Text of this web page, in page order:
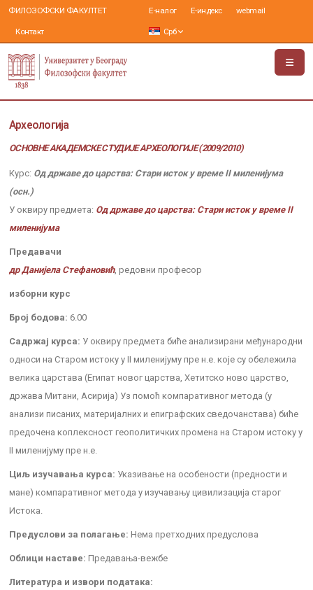
ФИЛОЗОФСКИ ФАКУЛТЕТ
Контакт
Е-налог Е-индекс webmail
Срб
Археологија
ОСНОВНЕ АКАДЕМСКЕ СТУДИЈЕ АРХЕОЛОГИЈЕ (2009/2010)
Курс: Од државе до царства: Стари исток у време II миленијума
(осн.)
У оквиру предмета: Од државе до царства: Стари исток у време II
миленијума
Предавачи
др Данијела Стефановић, редовни професор
изборни курс
Број бодова: 6.00
Садржај курса: У оквиру предмета биће анализирани међународни
односи на Старом истоку у II миленијуму пре н.е. које су обележила
велика царстава (Египат новог царства, Хетитско ново царство,
држава Митани, Асирија) Уз помоћ компаративног метода (у
анализи писаних, материјалних и епиграфских сведочанстава) биће
предочена коплексност геополитичких промена на Старом истоку у
II миленијуму пре н.е.
Циљ изучавања курса: Указивање на особености (предности и
мане) компаративног метода у изучавању цивилизација старог
Истока.
Предуслови за полагање: Нема претходних предуслова
Облици наставе: Предавања-вежбе
Литература и извори података: